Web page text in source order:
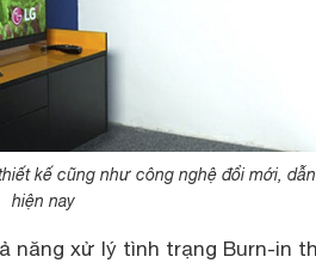
kế cũng như công nghệ đổi mới,
hiện nay
năng xử lý tình trạng Burn-in